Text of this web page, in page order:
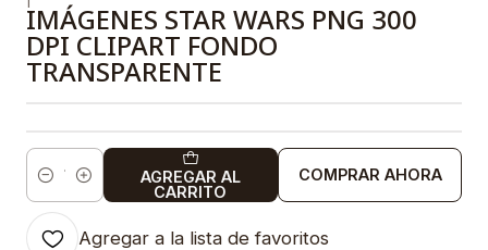
IMÁGENES STAR WARS PNG 300
DPI CLIPART FONDO
TRANSPARENTE
Cantidad
AGREGAR AL
CARRITO
COMPRAR AHORA
Agregar a la lista de favoritos